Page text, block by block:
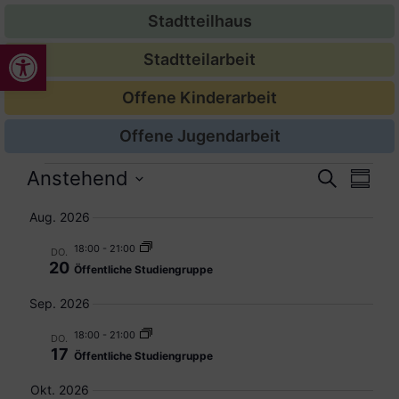
Werkzeugleiste öffnen
Stadtteilhaus
Stadtteilarbeit
Offene Kinderarbeit
Offene Jugendarbeit
Suche
Anstehend
auswählen.
Aug. 2026
DO.
20
18:00 - 21:00
Öffentliche Studiengruppe
Sep. 2026
DO.
17
18:00 - 21:00
Öffentliche Studiengruppe
Okt. 2026